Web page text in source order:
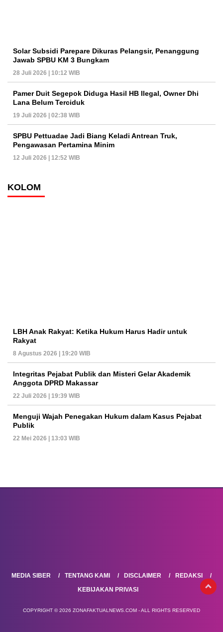
Solar Subsidi Parepare Dikuras Pelangsir, Penanggung
Jawab SPBU KM 3 Bungkam
28 Juli 2026 | 10:12 WIB
Pamer Duit Segepok Diduga Hasil HB Ilegal, Owner Dhi
Lana Belum Terciduk
19 Juli 2026 | 02:38 WIB
SPBU Pettuadae Jadi Biang Keladi Antrean Truk,
Pengawasan Pertamina Minim
12 Juli 2026 | 12:52 WIB
KOLOM
LBH Anak Rakyat: Ketika Hukum Harus Hadir untuk
Rakyat
8 Agustus 2026 | 19:20 WIB
Integritas Pejabat Publik dan Misteri Gelar Akademik
Anggota DPRD Makassar
22 Juli 2026 | 19:39 WIB
Menguji Wajah Penegakan Hukum dalam Kasus Pejabat
Publik
22 Mei 2026 | 13:03 WIB
MEDIA SIBER TENTANG KAMI DISCLAIMER
REDAKSI
KEBIJAKAN PRIVASI
COPYRIGHT © 2026 ZONAFAKTUALNEWS.COM - ALL RIGHTS RESERVED